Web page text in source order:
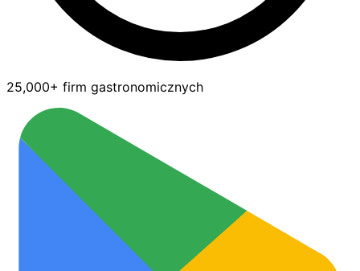
25,000+ firm gastronomicznych